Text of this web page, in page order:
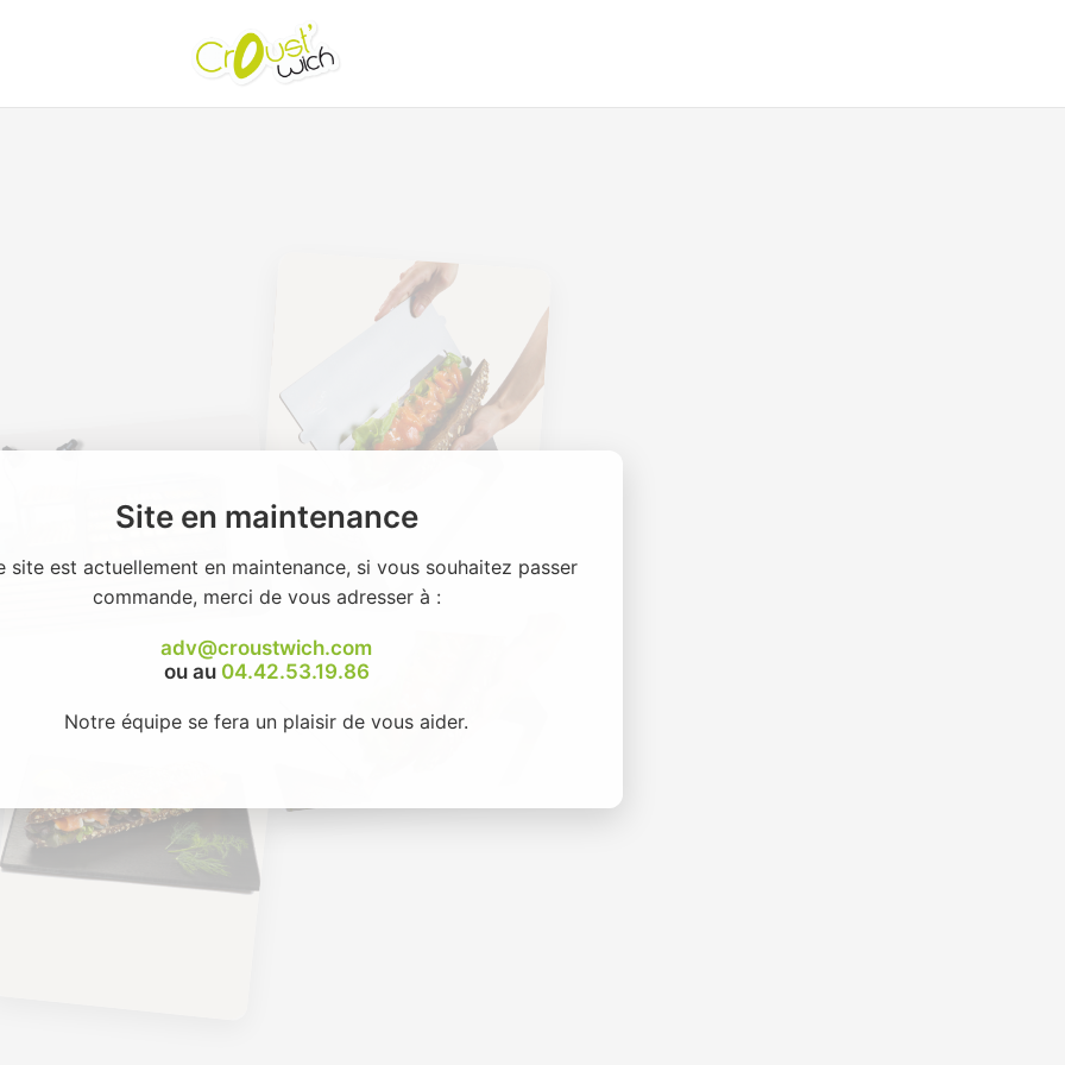
Site en maintenance
site est actuellement en maintenance, si vous souhaitez passer
commande, merci de vous adresser à :
adv@croustwich.com
ou au 04.42.53.19.86
Notre équipe se fera un plaisir de vous aider.